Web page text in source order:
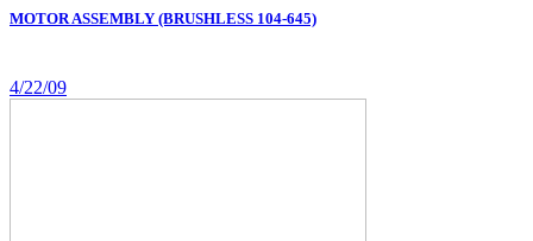
MOTOR ASSEMBLY (BRUSHLESS 104-645)
4/22/09